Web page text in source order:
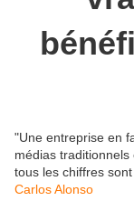
"Une entreprise en
médias
tous les chiffres
Carlos Alonso